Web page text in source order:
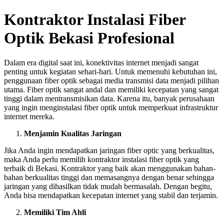
Kontraktor Instalasi Fiber
Optik Bekasi Profesional
Dalam era digital saat ini, konektivitas internet menjadi sangat
penting untuk kegiatan sehari-hari. Untuk memenuhi kebutuhan ini,
penggunaan fiber optik sebagai media transmisi data menjadi pilihan
utama. Fiber optik sangat andal dan memiliki kecepatan yang sangat
tinggi dalam mentransmisikan data. Karena itu, banyak perusahaan
yang ingin menginstalasi fiber optik untuk memperkuat infrastruktur
internet mereka.
Menjamin Kualitas Jaringan
Jika Anda ingin mendapatkan jaringan fiber optic yang berkualitas,
maka Anda perlu memilih kontraktor instalasi fiber optik yang
terbaik di Bekasi. Kontraktor yang baik akan menggunakan bahan-
bahan berkualitas tinggi dan memasangnya dengan benar sehingga
jaringan yang dihasilkan tidak mudah bermasalah. Dengan begitu,
Anda bisa mendapatkan kecepatan internet yang stabil dan terjamin.
Memiliki Tim Ahli